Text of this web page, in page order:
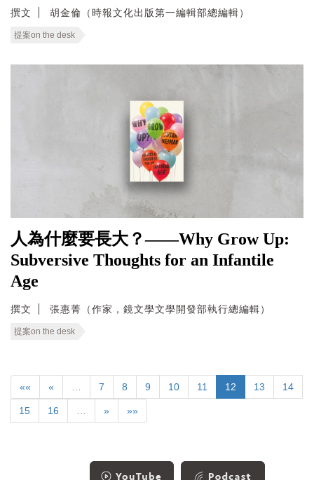
撰文 胡金倫（時報文化出版第一編輯部總編輯）
提案on the desk
人為什麼要長大？——Why Grow Up:
Subversive Thoughts for an Infantile
Age
撰文 張惠菁（作家，鏡文學文學開發部執行總編輯）
提案on the desk
«« « 7 8 9 10 11 12 13 14
15 16 » »»